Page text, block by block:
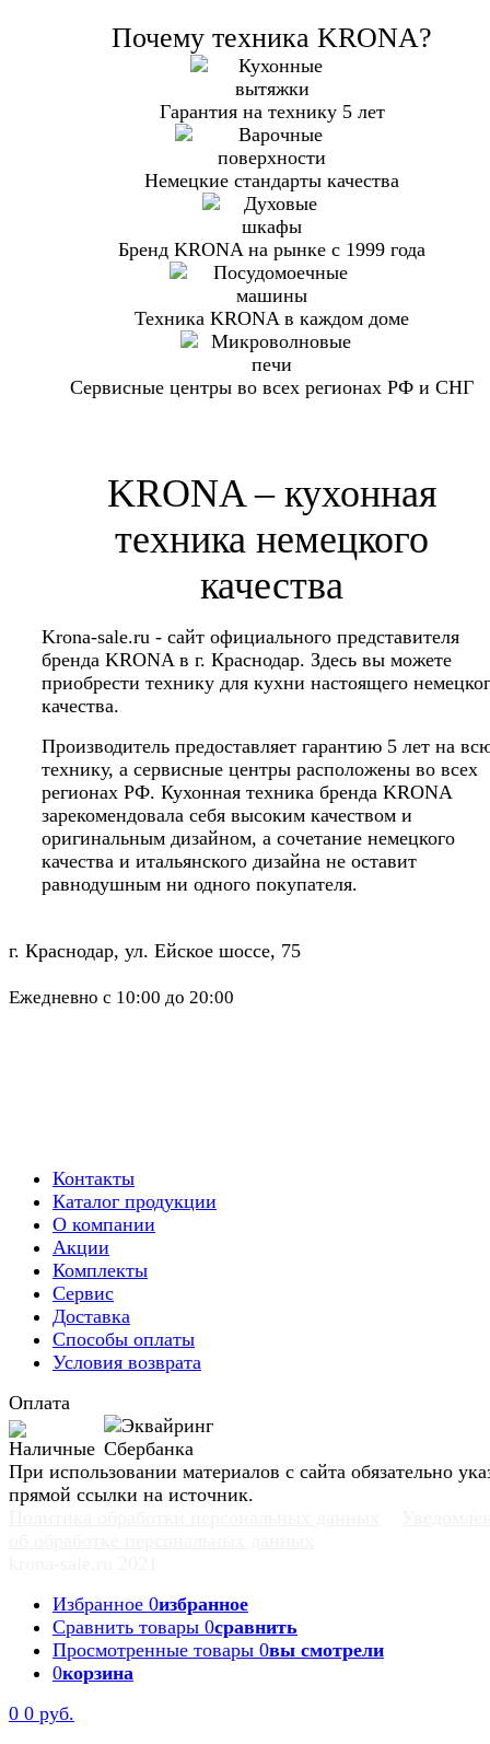
Почему техника KRONA?
Гарантия на технику 5 лет
Немецкие стандарты качества
Бренд KRONA на рынке с 1999 года
Техника KRONA в каждом доме
Сервисные центры во всех регионах РФ и СНГ
KRONA – кухонная
техника немецкого
качества
Krona-sale.ru - сайт официального представителя
бренда KRONA в г. Краснодар. Здесь вы можете
приобрести технику для кухни настоящего
качества.
Производитель предоставляет гарантию 5 лет на
технику, а сервисные центры расположены во всех
регионах РФ. Кухонная техника бренда KRONA
зарекомендовала себя высоким качеством и
оригинальным дизайном, а сочетание немецкого
качества и итальянского дизайна не оставит
равнодушным ни одного покупателя.
г. Краснодар, ул. Ейское шоссе, 75
Ежедневно с 10:00 до 20:00
Контакты
Каталог продукции
О компании
Акции
Комплекты
Сервис
Доставка
Способы оплаты
Условия возврата
Оплата
При использовании материалов с сайта обязательно
прямой ссылки на источник.
Избранное 0избранное
Сравнить товары 0сравнить
Просмотренные товары 0вы смотрели
0корзина
0 0 руб.